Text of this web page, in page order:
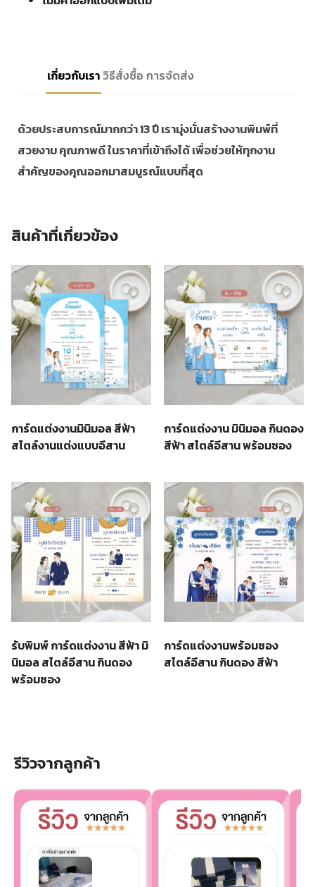
เกี่ยวกับเรา วิธีสั่งซื้อ การจัดส่ง
ด้วยประสบการณ์มากกว่า 13 ปี เรามุ่งมั่นสร้างงานพิมพ์ที่
สวยงาม คุณภาพดี ในราคาที่เข้าถึงได้ เพื่อช่วยให้ทุกงาน
สำคัญของคุณออกมาสมบูรณ์แบบที่สุด
สินค้าที่เกี่ยวข้อง
การ์ดแต่งงานมินิมอล สีฟ้า
สไตล์งานแต่งแบบอีสาน
การ์ดแต่งงาน มินิมอล กินดอง
สีฟ้า สไตล์อีสาน พร้อมซอง
รับพิมพ์ การ์ดแต่งงาน สีฟ้า มิ
นิมอล สไตล์อีสาน กินดอง
พร้อมซอง
การ์ดแต่งงานพร้อมซอง
สไตล์อีสาน กินดอง สีฟ้า
รีวิวจากลูกค้า